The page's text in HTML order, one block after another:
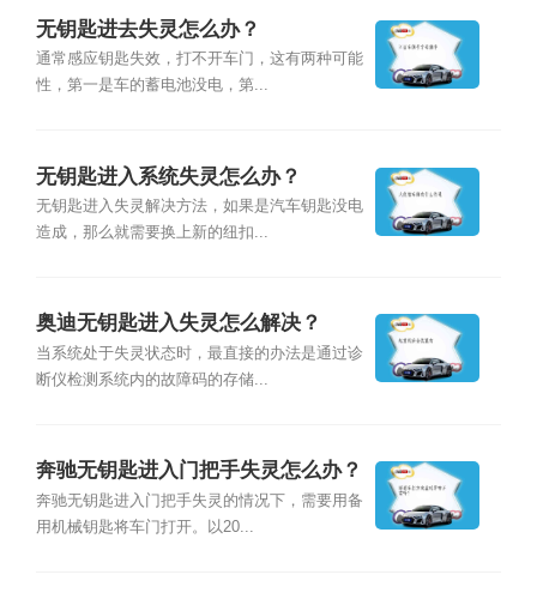
无钥匙进去失灵怎么办？
通常感应钥匙失效，打不开车门，这有两种可能
性，第一是车的蓄电池没电，第...
无钥匙进入系统失灵怎么办？
无钥匙进入失灵解决方法，如果是汽车钥匙没电
造成，那么就需要换上新的纽扣...
奥迪无钥匙进入失灵怎么解决？
当系统处于失灵状态时，最直接的办法是通过诊
断仪检测系统内的故障码的存储...
奔驰无钥匙进入门把手失灵怎么办？
奔驰无钥匙进入门把手失灵的情况下，需要用备
用机械钥匙将车门打开。以20...